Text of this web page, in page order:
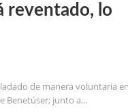
reventado, lo
de manera voluntaria en
Benetúser; junto a...